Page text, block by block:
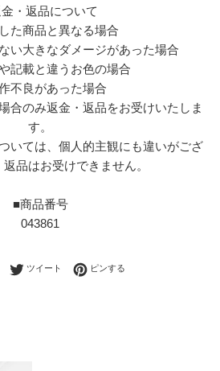
・返品について
た商品と異なる場合
い大きなダメージがあった場合
記載と違うお色の場合
不良があった場合
合のみ返金・返品をお受けいたしま
す。
いては、個人的主観にも違いがござ
品はお受けできません。
■商品番号
043861
Facebookでシェアする
ツイート Twitterに投稿する
ピンする